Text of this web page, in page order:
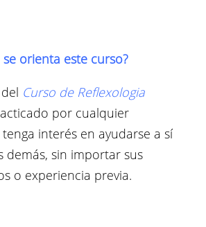
orienta este curso?
Curso de Reflexologia
por cualquier
interés en ayudarse a sí
demás, sin importar sus
o experiencia previa.